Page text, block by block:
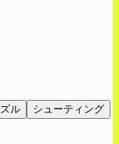
ル
シューティング